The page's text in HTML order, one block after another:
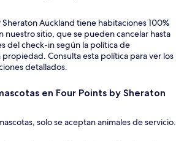
Sheraton Auckland tiene habitaciones 100%
nuestro sitio, que se pueden cancelar hasta
del check-in según la política de
propiedad. Consulta esta política para ver los
detallados.
en Four Points by Sheraton
solo se aceptan animales de servicio.